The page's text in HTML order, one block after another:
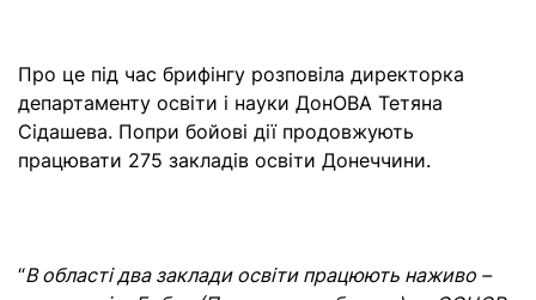
Про це під час брифінгу розповіла директорка
департаменту освіти і науки ДонОВА Тетяна
Сідашева. Попри бойові дії продовжують
працювати 275 закладів освіти Донеччини.
“В області два заклади освіти працюють наживо –